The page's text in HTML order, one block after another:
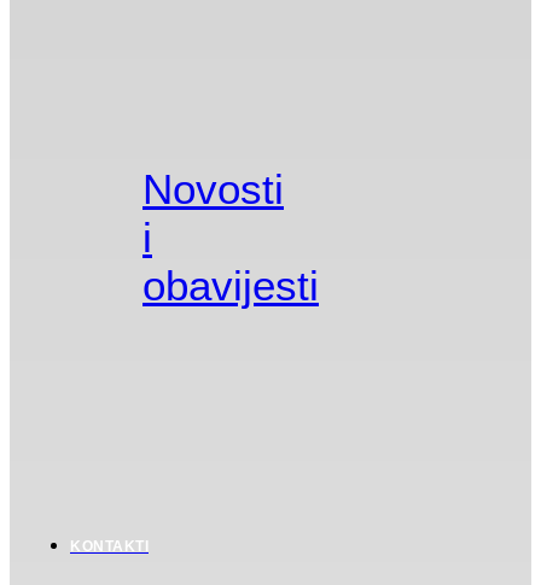
Novosti
i
obavijesti
KONTAKTI